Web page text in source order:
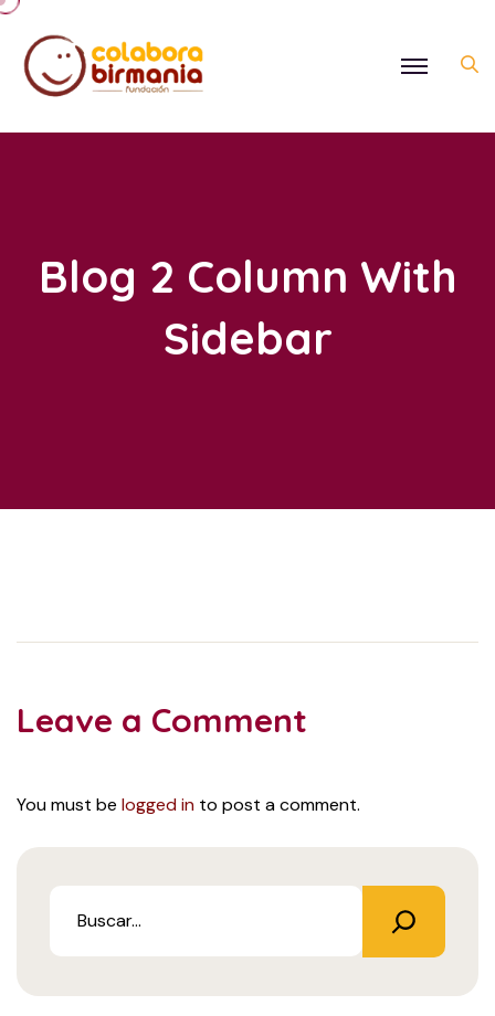
Blog 2 Column With
Sidebar
Leave a Comment
You must be logged in to post a comment.